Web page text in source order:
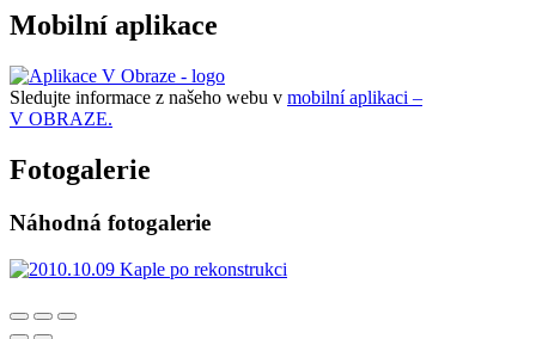
Mobilní aplikace
Sledujte informace z našeho webu v mobilní aplikaci –
V OBRAZE.
Fotogalerie
Náhodná fotogalerie